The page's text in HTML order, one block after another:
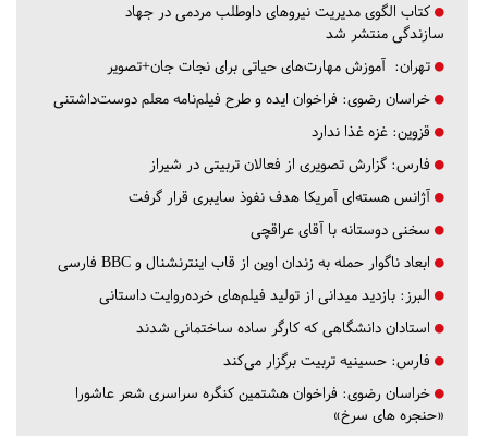
کتاب الگوی مدیریت نیروهای داوطلب مردمی در جهاد
سازندگی منتشر شد
تهران: آموزش مهارت‌های حیاتی برای نجات جان+تصویر
خراسان رضوی: فراخوان ایده و طرح فیلم‌نامه معلم دوست‌داشتنی
قزوین: غزه غذا ندارد
فارس: گزارش تصویری از فعالان تربیتی در شیراز
آژانس هسته‌ای آمریکا هدف نفوذ سایبری قرار گرفت
سخنی دوستانه با آقای عراقچی
ابعاد ناگوار حمله به زندان اوین از قاب اینترنشنال و BBC فارسی
البرز: بازدید میدانی از تولید فیلم‌های خرده‌روایت داستانی
استادان دانشگاهی که کارگر ساده ساختمانی شدند
فارس: حسینیه تربیت برگزار می‌کند
خراسان رضوی: فراخوان هشتمین کنگره سراسری شعر عاشورا
«حنجره های سرخ»